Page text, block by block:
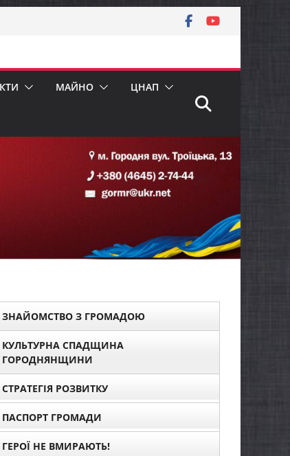
МАЙНО ЦНАП
ЗНАЙОМСТВО З ГРОМАДОЮ
КУЛЬТУРНА СПАДЩИНА
ГОРОДНЯНЩИНИ
СТРАТЕГІЯ РОЗВИТКУ
ПАСПОРТ ГРОМАДИ
ГЕРОЇ НЕ ВМИРАЮТЬ!